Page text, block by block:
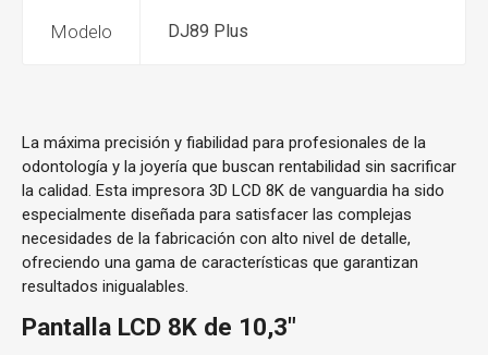
Modelo DJ89 Plus
La máxima precisión y fiabilidad para profesionales de la
odontología y la joyería que buscan rentabilidad sin sacrificar
la calidad. Esta impresora 3D LCD 8K de vanguardia ha sido
especialmente diseñada para satisfacer las complejas
necesidades de la fabricación con alto nivel de detalle,
ofreciendo una gama de características que garantizan
resultados inigualables.
Pantalla LCD 8K de 10,3"